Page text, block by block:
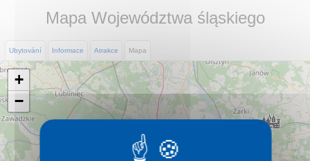
Autobusové zájezdy
Skupiny a konference
Novinky
Atrakce
Mapa Województwa śląskiego
Ubytování Informace Atrakce Mapa
+
−